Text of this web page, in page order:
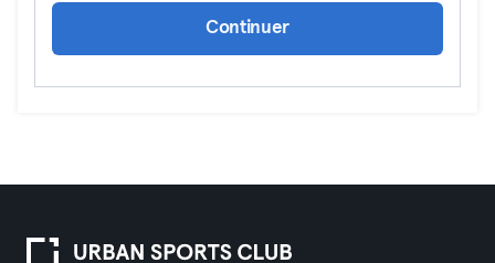
Continuer